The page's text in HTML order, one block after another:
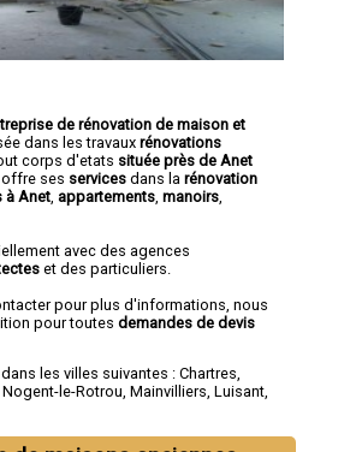
de rénovation de maison et
dans les travaux rénovations
corps d'etats située près de Anet
ses services dans la rénovation
à Anet appartements manoirs
avec des agences
et des particuliers.
pour plus d'informations, nous
pour toutes demandes de devis
les villes suivantes : Chartres,
Nogent-le-Rotrou, Mainvilliers, Luisant,